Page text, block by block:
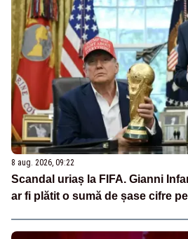
8 aug. 2026, 09:22
Scandal uriaș la FIFA. Gianni
ar fi plătit o sumă de șase cifre